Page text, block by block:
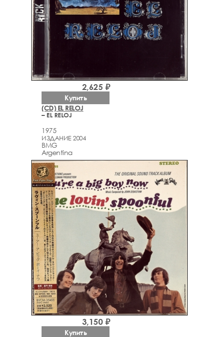
(CD) EL RELOJ
– EL RELOJ
1975
ИЗДАНИЕ 2004
BMG
Argentina
2,625 ₽
Купить
3,150 ₽
Купить